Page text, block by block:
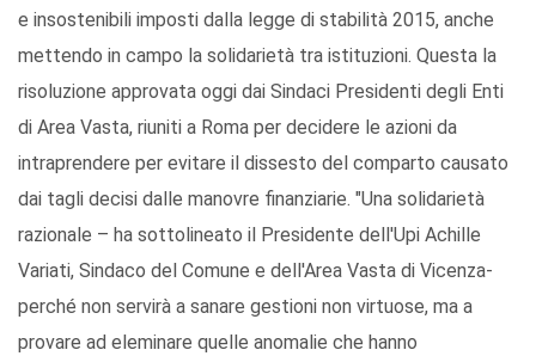
e insostenibili imposti dalla legge di stabilità 2015, anche
mettendo in campo la solidarietà tra istituzioni. Questa la
risoluzione approvata oggi dai Sindaci Presidenti degli Enti
di Area Vasta, riuniti a Roma per decidere le azioni da
intraprendere per evitare il dissesto del comparto causato
dai tagli decisi dalle manovre finanziarie. "Una solidarietà
razionale – ha sottolineato il Presidente dell'Upi Achille
Variati, Sindaco del Comune e dell'Area Vasta di Vicenza-
perché non servirà a sanare gestioni non virtuose, ma a
provare ad eleminare quelle anomalie che hanno